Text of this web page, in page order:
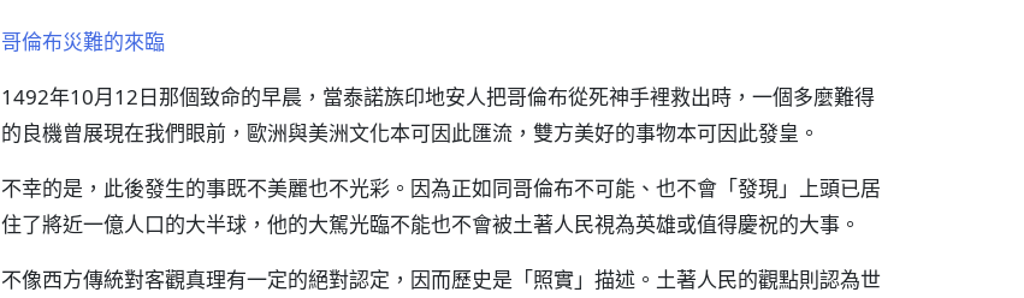
哥倫布災難的來臨
1492年10月12日那個致命的早晨，當泰諾族印地安人把哥倫布從死神手裡救出時，一個多麼難得
的良機曾展現在我們眼前，歐洲與美洲文化本可因此匯流，雙方美好的事物本可因此發皇。
不幸的是，此後發生的事既不美麗也不光彩。因為正如同哥倫布不可能、也不會「發現」上頭已居
住了將近一億人口的大半球，他的大駕光臨不能也不會被土著人民視為英雄或值得慶祝的大事。
不像西方傳統對客觀真理有一定的絕對認定，因而歷史是「照實」描述。土著人民的觀點則認為世